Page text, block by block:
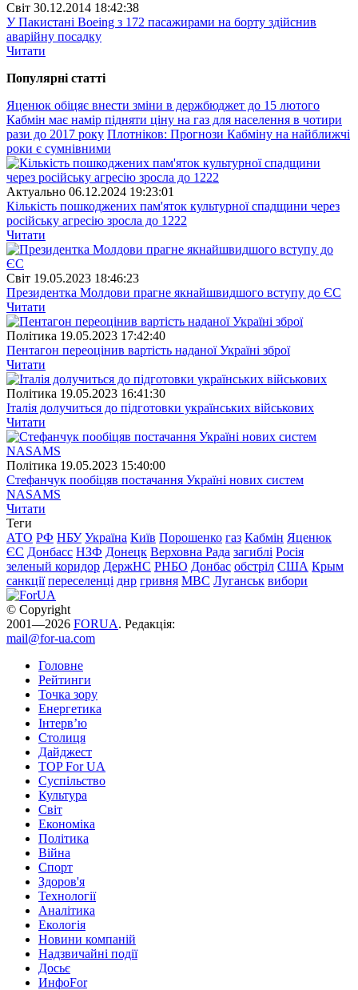
Свiт 30.12.2014 18:42:38
У Пакистані Boeing з 172 пасажирами на борту здійснив
аварійну посадку
Читати
Популярнi статтi
Яценюк обіцяє внести зміни в держбюджет до 15 лютого
Кабмін має намір підняти ціну на газ для населення в чотири
рази до 2017 року Плотніков: Прогнози Кабміну на найближчі
роки є сумнівними
Актуально 06.12.2024 19:23:01
Кількість пошкоджених пам'яток культурної спадщини через
російську агресію зросла до 1222
Читати
Свiт 19.05.2023 18:46:23
Президентка Молдови прагне якнайшвидшого вступу до ЄС
Читати
Полiтика 19.05.2023 17:42:40
Пентагон переоцінив вартість наданої Україні зброї
Читати
Полiтика 19.05.2023 16:41:30
Італія долучиться до підготовки українських військових
Читати
Полiтика 19.05.2023 15:40:00
Стефанчук пообіцяв постачання Україні нових систем
NASAMS
Читати
Теги
АТО РФ НБУ Україна Київ Порошенко газ Кабмін Яценюк
ЄС Донбасс НЗФ Донецк Верховна Рада загиблі Росія
зеленый коридор ДержНС РНБО Донбас обстріл США Крым
санкції переселенці днр гривня МВС Луганськ вибори
© Copyright
2001—2026 FORUA. Редакція:
mail@for-ua.com
Головне
Рейтинги
Точка зору
Енергетика
Інтерв’ю
Столиця
Дайджест
TOP For UA
Суспiльство
Культура
Світ
Економіка
Політика
Війна
Спорт
Здоров'я
Технології
Аналітика
Екологія
Новини компаній
Надзвичайні події
Досьє
ИнфоFor